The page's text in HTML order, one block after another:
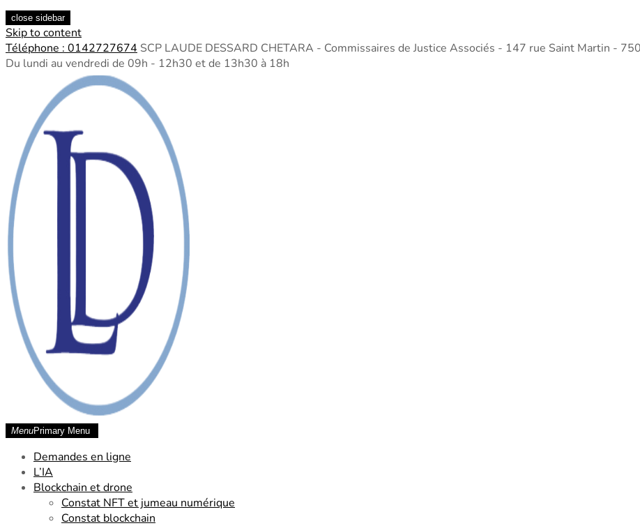
close sidebar
Skip to content
Téléphone : 0142727674 SCP LAUDE DESSARD CHETARA - Commissaires de Justice Associés - 147 rue Saint Martin -
Du lundi au vendredi de 09h - 12h30 et de 13h30 à 18h
SCP Laude Dessard Chetara
MenuPrimary Menu
Demandes en ligne
L’IA
Blockchain et drone
Constat NFT et jumeau numérique
Constat blockchain